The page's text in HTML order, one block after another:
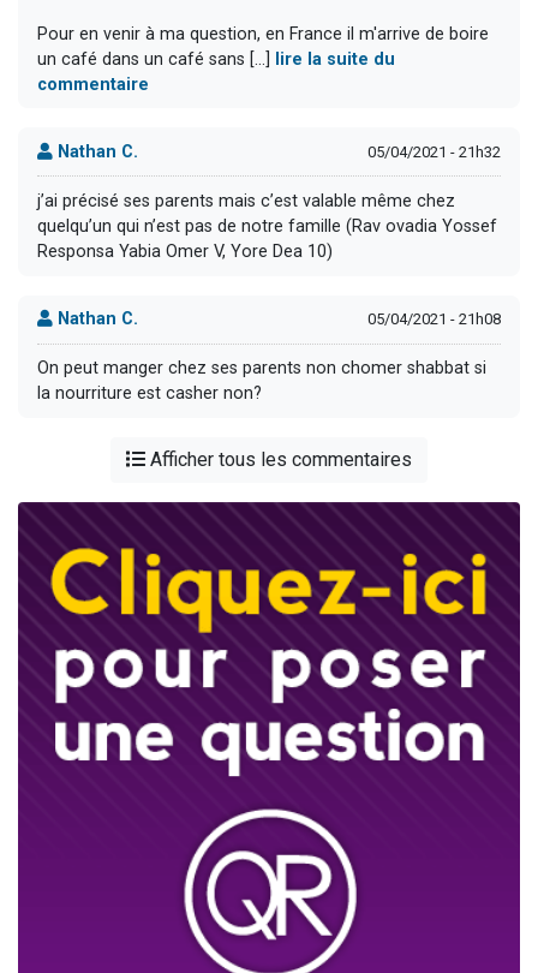
Pour en venir à ma question, en France il m'arrive de boire
un café dans un café sans [...]
lire la suite du
commentaire
Nathan C. 05/04/2021 - 21h32
j’ai précisé ses parents mais c’est valable même chez
quelqu’un qui n’est pas de notre famille (Rav ovadia Yossef
Responsa Yabia Omer V, Yore Dea 10)
Nathan C. 05/04/2021 - 21h08
On peut manger chez ses parents non chomer shabbat si
la nourriture est casher non?
Afficher tous les commentaires